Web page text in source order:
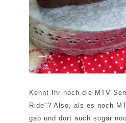
Kennt Ihr noch die MTV
Ride"? Also, als es noch
gab und dort auch sogar